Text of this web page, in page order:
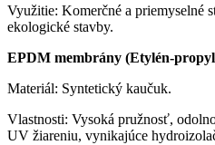
Využitie: Komerčné a priemyselné
ekologické stavby.
EPDM membrány (Etylén-
Materiál: Syntetický kaučuk.
Vlastnosti: Vysoká pružnosť,
UV žiareniu, vynikajúce